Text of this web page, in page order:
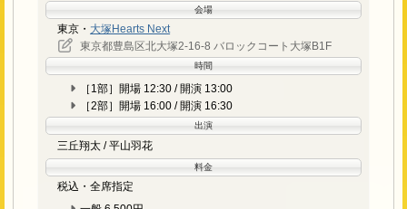
演者は一切責任を負いません。手荷物・貴重品は各自で管
理してください。
本イベントの安全な運営の為、イベントに参加するにふさ
わしくないと主催者側が判断した場合、特定のお客様にご
参加をお断りする場合がございます。あらかじめご了承く
ださい。
お問い合わせ先
テイチクエンタテインメント お問い合わせメールフォーム
https://www.teichiku.co.jp/inquiry/
サイン券・撮影券を複数枚お持ちの方も、それぞれ1回
の整列参加でお持ちの枚数分を一度に行います。
イベント基本注意事項
当日は、スタッフからの案内・お願いに、ご理解とご協力
をよろしくお願いいたします。
イベント中、スタッフがお客様の身体や荷物などに触れて
誘導する場合もございます。予めご容赦ください。
会場
東京・ 大塚Hearts Next
東京都豊島区北大塚2-16-8 バロックコート大塚B1F
時間
［1部］開場 12:30 / 開演 13:00
［2部］開場 16:00 / 開演 16:30
出演
三丘翔太 / 平山羽花
料金
税込・全席指定